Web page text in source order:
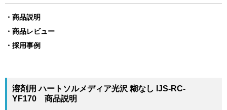
商品説明
商品レビュー
採用事例
溶剤用 ハートソルメディア光沢 糊なし IJS-RC-
YF170 商品説明